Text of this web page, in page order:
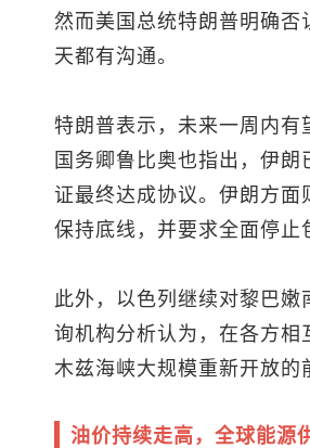
然而美国总统特朗普明确
天都有沟通。
特朗普表示，未来一周内
国务卿鲁比奥也指出，伊
证最终达成协议。伊朗方
保持底线，并要求全面停
此外，以色列继续对黎巴
询机构分析认为，在各方
木兹海峡大规模重新开放的
油价持续走高，全球能源